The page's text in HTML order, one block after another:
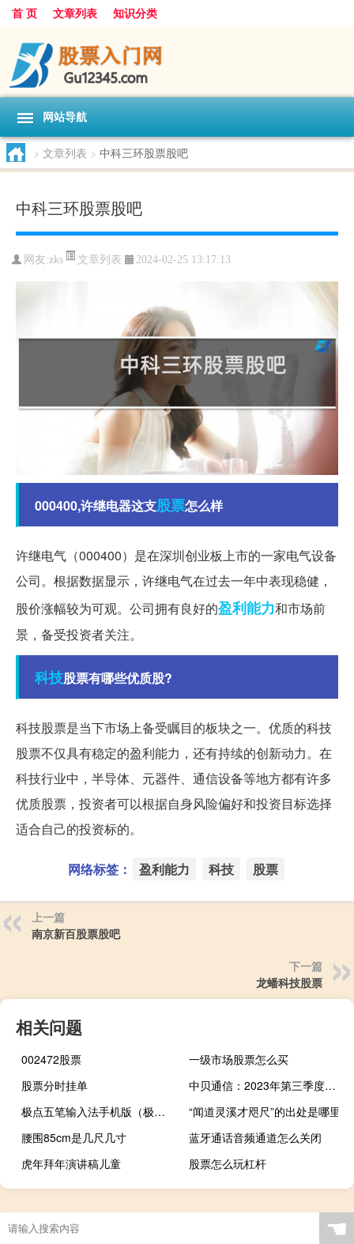
首 页 文章列表 知识分类
网站导航
> 文章列表 > 中科三环股票股吧
中科三环股票股吧
网友:zks 文章列表 2024-02-25 13:17:13
000400,许继电器这支股票怎么样
许继电气（000400）是在深圳创业板上市的一家电气设备
公司。根据数据显示，许继电气在过去一年中表现稳健，
股价涨幅较为可观。公司拥有良好的盈利能力和市场前
景，备受投资者关注。
科技股票有哪些优质股?
科技股票是当下市场上备受瞩目的板块之一。优质的科技
股票不仅具有稳定的盈利能力，还有持续的创新动力。在
科技行业中，半导体、元器件、通信设备等地方都有许多
优质股票，投资者可以根据自身风险偏好和投资目标选择
适合自己的投资标的。
网络标签： 盈利能力 科技 股票
上一篇
南京新百股票股吧
下一篇
龙蟠科技股票
相关问题
002472股票
一级市场股票怎么买
股票分时挂单
中贝通信：2023年第三季度净利润同比增长18.13%
极点五笔输入法手机版（极点五笔输入法）
“闻道灵溪才咫尺”的出处是哪里
腰围85cm是几尺几寸
蓝牙通话音频通道怎么关闭
虎年拜年演讲稿儿童
股票怎么玩杠杆
☚